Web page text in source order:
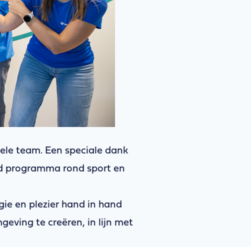
team. Een speciale dank
programma rond sport en
en plezier hand in hand
te creëren, in lijn met